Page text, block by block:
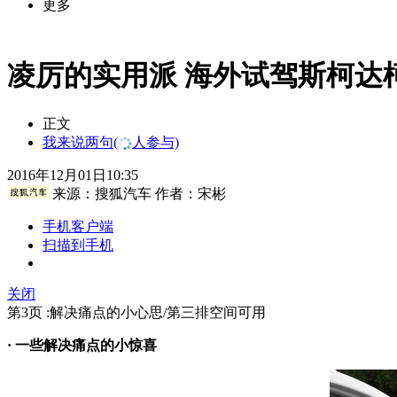
更多
凌厉的实用派 海外试驾斯柯达
正文
我来说两句( 人参与)
2016年12月01日10:35
来源： 搜狐汽车作者：宋彬
手机客户端
扫描到手机
关闭
第3页 :解决痛点的小心思/第三排空间可用
· 一些解决痛点的小惊喜